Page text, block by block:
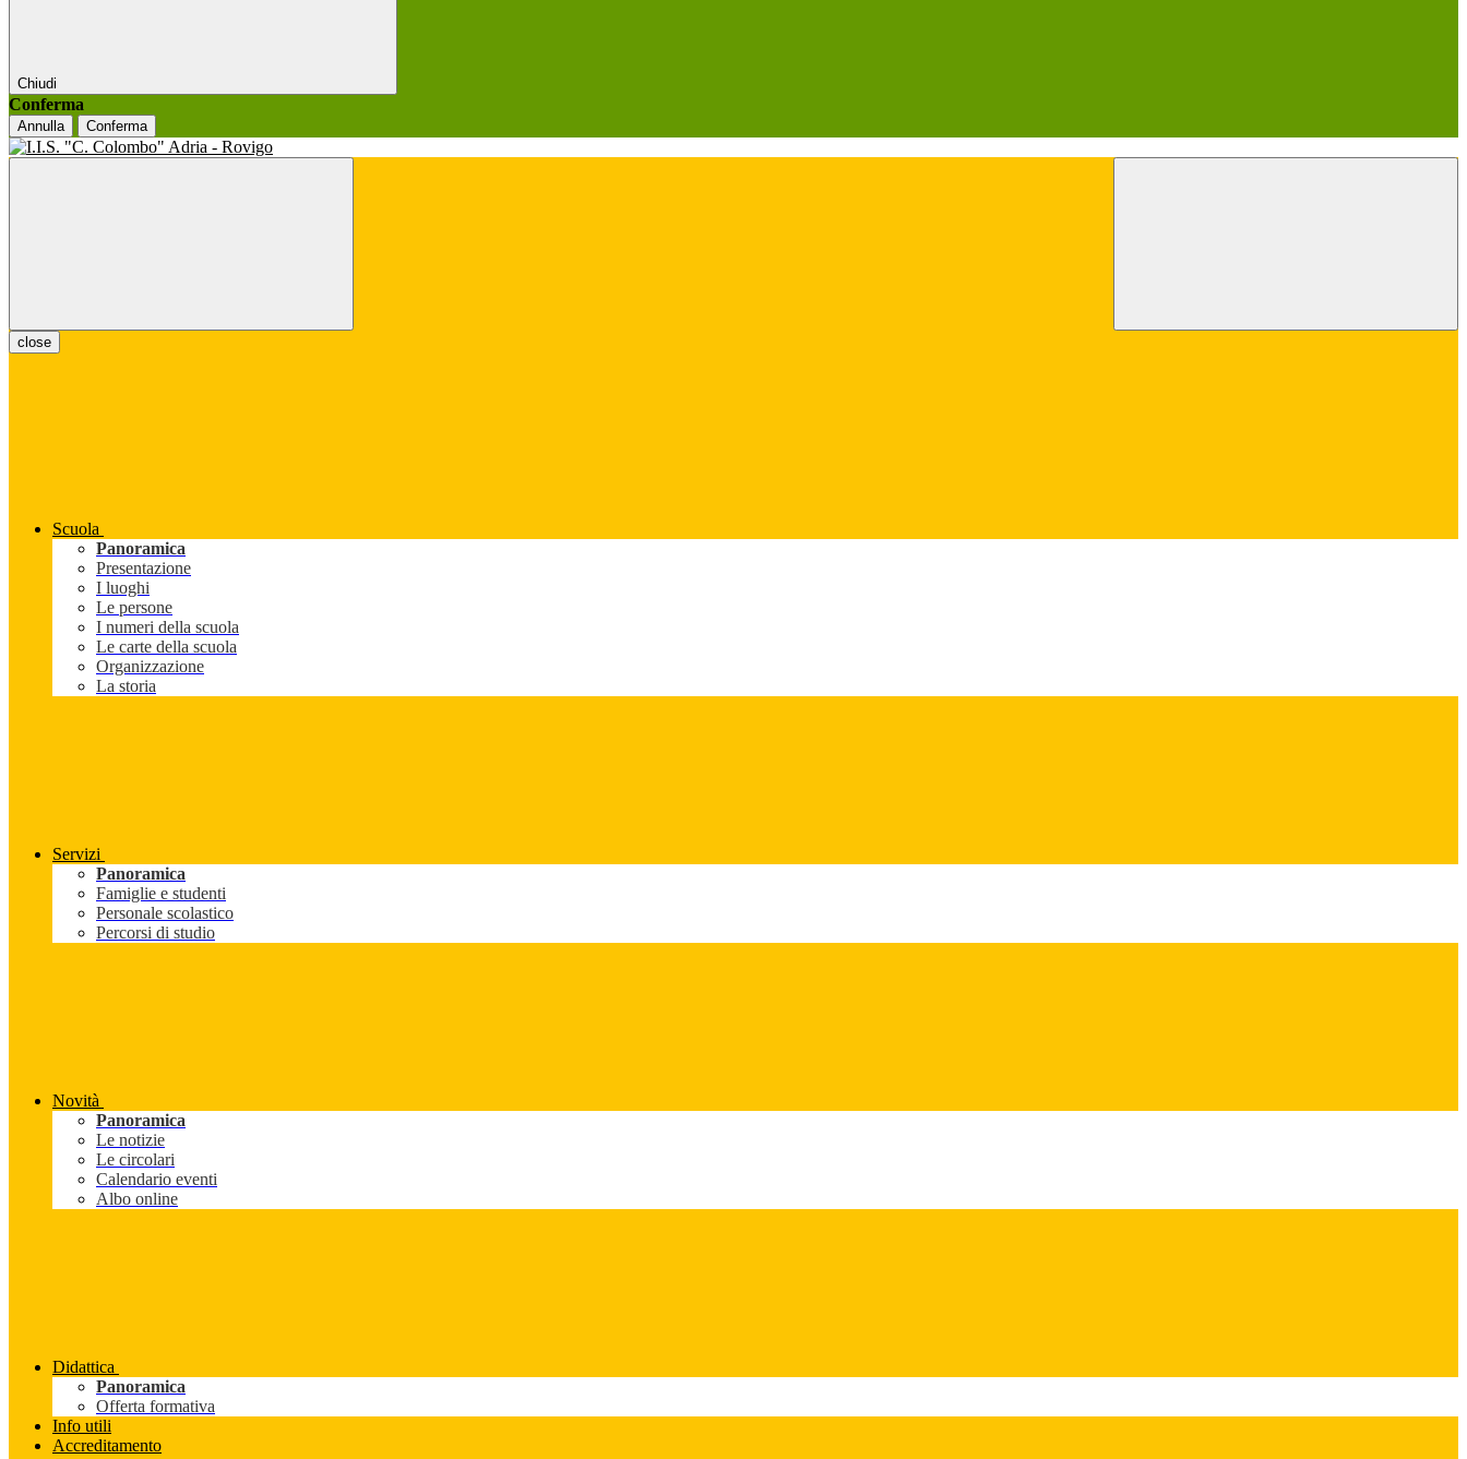
Chiudi
Conferma
Annulla Conferma
close
Scuola
Panoramica
Presentazione
I luoghi
Le persone
I numeri della scuola
Le carte della scuola
Organizzazione
La storia
Servizi
Panoramica
Famiglie e studenti
Personale scolastico
Percorsi di studio
Novità
Panoramica
Le notizie
Le circolari
Calendario eventi
Albo online
Didattica
Panoramica
Offerta formativa
Info utili
Accreditamento